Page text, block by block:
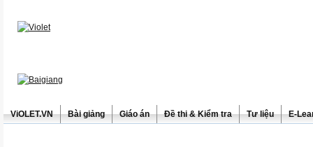
ViOLET.VN Bài giảng Giáo án Đề thi & Kiểm tra Tư liệu E-